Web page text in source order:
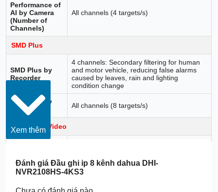
Performance of
AI by Camera
(Number of
Channels)
All channels (4 targets/s)
SMD Plus
SMD Plus by
Recorder
4 channels: Secondary filtering for human
and motor vehicle, reducing false alarms
caused by leaves, rain and lighting
condition change
SMD Plus by
Camera
All channels (8 targets/s)
Audio and Video
Network
Bandwidth
80 Mbps incoming, 80 Mbps recording and
60 Mbps outgoing
Xem thêm
Đánh giáĐầu ghi ip 8 kênh dahua DHI-
NVR2108HS-4KS3